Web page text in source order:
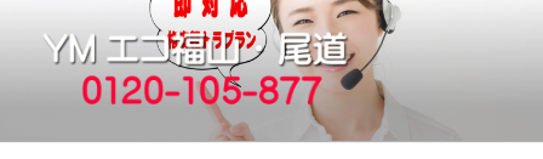
福山市で格安の不用品回収、買取、処
引っ越しゴミ・粗大ゴミの片付けをいたします